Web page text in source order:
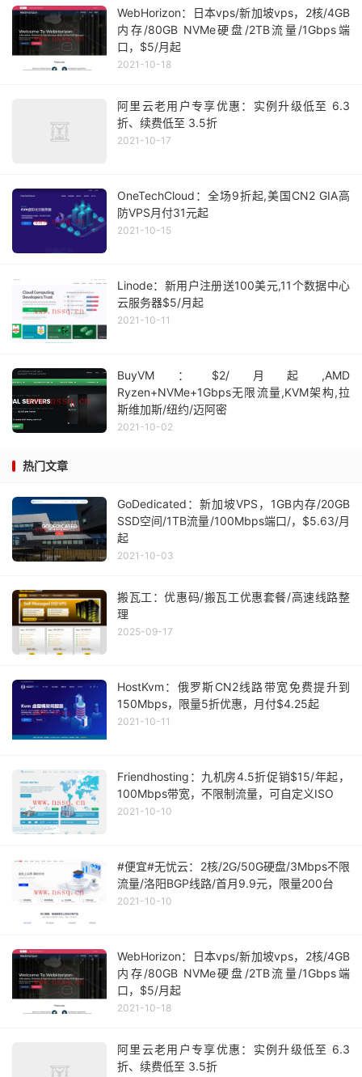
WebHorizon：日本vps/新加坡vps，2核/4GB
内存/80GB NVMe硬盘/2TB流量/1Gbps端
口，$5/月起
2021-10-18
阿里云老用户专享优惠：实例升级低至 6.3
折、续费低至 3.5折
2021-10-17
OneTechCloud：全场9折起,美国CN2 GIA高
防VPS月付31元起
2021-10-15
Linode：新用户注册送100美元,11个数据中心
云服务器$5/月起
2021-10-11
BuyVM：$2/月起,AMD
Ryzen+NVMe+1Gbps无限流量,KVM架构,拉
斯维加斯/纽约/迈阿密
2021-10-02
热门文章
GoDedicated：新加坡VPS，1GB内存/20GB
SSD空间/1TB流量/100Mbps端口/，$5.63/月
起
2021-10-03
搬瓦工：优惠码/搬瓦工优惠套餐/高速线路整
理
2025-09-17
HostKvm：俄罗斯CN2线路带宽免费提升到
150Mbps，限量5折优惠，月付$4.25起
2021-10-11
Friendhosting：九机房4.5折促销$15/年起，
100Mbps带宽，不限制流量，可自定义ISO
2021-10-10
#便宜#无忧云：2核/2G/50G硬盘/3Mbps不限
流量/洛阳BGP线路/首月9.9元，限量200台
2021-10-10
WebHorizon：日本vps/新加坡vps，2核/4GB
内存/80GB NVMe硬盘/2TB流量/1Gbps端
口，$5/月起
2021-10-18
阿里云老用户专享优惠：实例升级低至 6.3
折、续费低至 3.5折